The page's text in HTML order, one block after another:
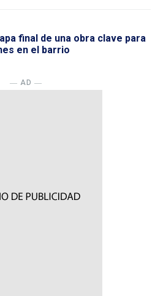
final de una obra clave para
en el barrio
― AD ―